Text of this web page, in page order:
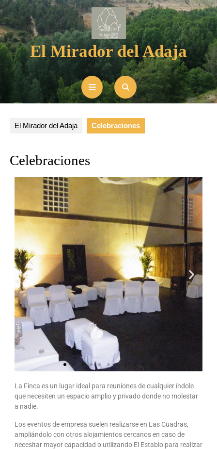
El Mirador del Adaja
El Mirador del Adaja Celebraciones
Celebraciones
Boda en el
Establo
La Finca es un lugar ideal para reuniones de cualquier índole
que necesiten un espacio amplio y privado donde no molestar
a nadie.
Los eventos de empresa suelen realizarse en Las Cuadras,
ampliándolo con otros alojamientos cercanos en caso de
necesitar mayor capacidad o utilizando El Establo para realizar